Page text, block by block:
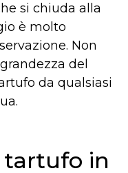
si chiuda alla
è molto
Non
del
da qualsiasi
tartufo in